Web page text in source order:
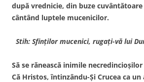
după vrednicie, din buze
cântând luptele mucenicilor.
Stih: Sfinţilor mucenici, rugaţi-vă lui
Să se rănească inimile
Că Hristos, întinzându-Şi Crucea ca